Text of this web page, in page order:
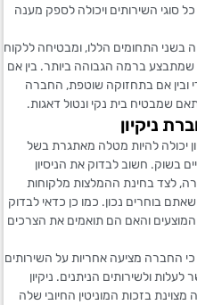
כל סוגי השירותים ויכולה לספק מענה
בשני התחומים הללו, ומבטיחה ללקוח
שמתבצע ברמה הגבוהה ביותר. בין אם
ובין אם בתחזוקה שוטפת, החברה
שמבטיח בית נקי ונטול דאגות.
ניקיון
יכולה להיות מטלה מאתגרת בשל
בשוק. חשוב לבדוק את הניסיון
לצד בחינת ההמלצות מלקוחות
שאתם בוחרים נכון. כמו כן כדאי לבדוק
והאם הם תואמים את הצרכים
כי החברה מציעה אחריות על השירותים
ולשירותים הניתנים. ניקיון
בזכות המוניטין החיובי שלה